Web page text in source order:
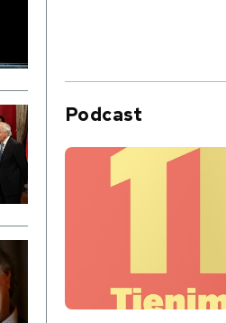
Podcast